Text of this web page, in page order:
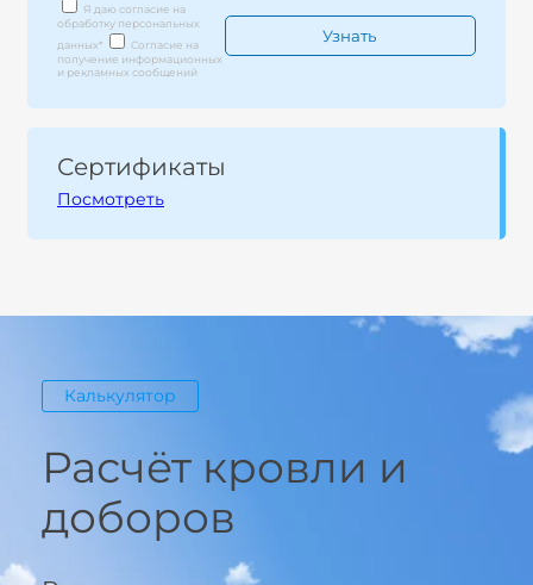
Я даю согласие на
обработку персональных
данных*
Согласие на
получение информационных
и рекламных сообщений
Сертификаты
Посмотреть
Калькулятор
Расчёт кровли и
доборов